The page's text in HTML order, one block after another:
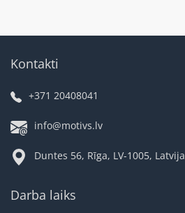
Kontakti
+371 20408041
info@motivs.lv
Duntes 56, Rīga, LV-1005, Latvija
Darba laiks